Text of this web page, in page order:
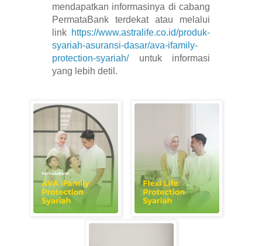
mendapatkan informasinya di cabang
PermataBank terdekat atau melalui
link https://www.astralife.co.id/produk-
syariah-asuransi-dasar/ava-ifamily-
protection-syariah/untuk informasi
yang lebih detil.